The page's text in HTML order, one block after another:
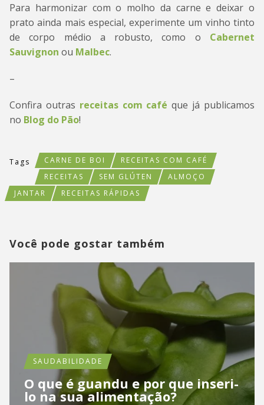
Para harmonizar com o molho da carne e deixar o
prato ainda mais especial, experimente um vinho tinto
de corpo médio a robusto, como o Cabernet
Sauvignon ou Malbec.
–
Confira outras receitas com café que já publicamos
no Blog do Pão!
Tags CARNE DE BOI
RECEITAS COM CAFÉ
RECEITAS
SEM GLÚTEN
ALMOÇO
JANTAR
RECEITAS RÁPIDAS
Você pode gostar também
SAUDABILIDADE
O que é guandu e por que inseri-
lo na sua alimentação?